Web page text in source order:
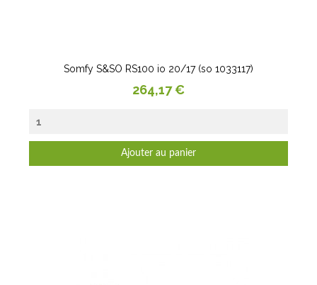
Somfy S&SO RS100 io 20/17 (so 1033117)
Prix
264,17 €
Ajouter au panier